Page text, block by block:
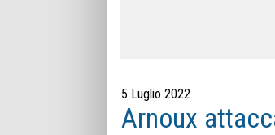
5 Luglio 2022
Arnoux